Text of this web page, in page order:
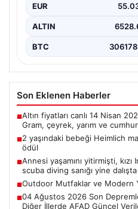
EUR
ALTIN
BTC
Son Eklenen Haberler
■Altın fiyatları canlı 14 Nisan
Gram, çeyrek, yarım ve
■2 yaşındaki bebeği Heimlich
ödül
■Annesi yaşamını yitirmişti, kızı
scuba diving sanığı yine dalışta
■Outdoor Mutfaklar ve Modern
■04 Ağustos 2026 Son
Diğer İllerde AFAD Güncel